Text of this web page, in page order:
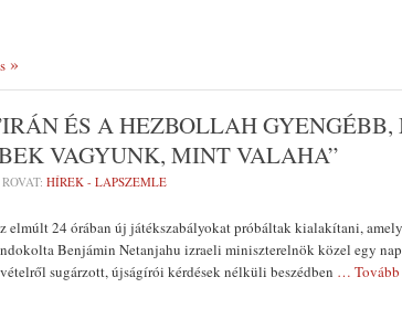
ÉS A HEZBOLLAH
VAGYUNK, MINT VALAHA”
ROVAT: HÍREK - LAPSZEMLE
elmúlt 24 órában új játékszabályokat próbáltak kialakítani,
Benjámin Netanjahu izraeli miniszterelnök közel egy
sugárzott, újságírói kérdések nélküli beszédben … Tovább